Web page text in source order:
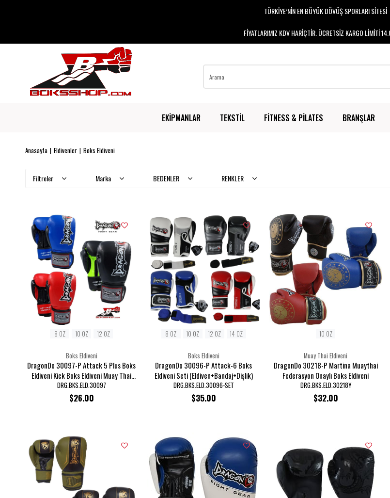
TÜRKİYE’NİN EN BÜYÜK DÖVÜŞ SPORLARI SİTESİ
FİYATLARIMIZ KDV HARİÇTİR. ÜCRETSİZ KARGO LİMİTİ
EKİPMANLAR TEKSTİL FİTNESS & PİLATES BRANŞLAR
Anasayfa Eldivenler Boks Eldiveni
Filtreler Marka BEDENLER RENKLER
Boks Eldiveni
DragonDo 30097-P Attack 5 Plus Boks
Eldiveni Kick Boks Eldiveni Muay Thai
Eldiveni
DRG.BKS.ELD.30097
$26.00
8 OZ 10 OZ 12 OZ
Boks Eldiveni
DragonDo 30096-P Attack-6 Boks
Eldiveni Seti (Eldiven+Bandaj+Dişlik)
DRG.BKS.ELD.30096-SET
$35.00
8 OZ 10 OZ 12 OZ 14 OZ
Muay Thai Eldiveni
DragonDo 30218-P Martina Muaythai
Federasyon Onaylı Boks Eldiveni
DRG.BKS.ELD.30218Y
$32.00
10 OZ